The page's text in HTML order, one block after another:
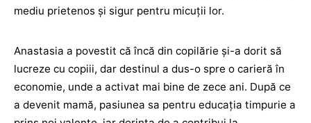
mediu prietenos și sigur pentru micuții lor.
Anastasia a povestit că încă din copilărie și-a dorit să
lucreze cu copiii, dar destinul a dus-o spre o carieră în
economie, unde a activat mai bine de zece ani. După ce
a devenit mamă, pasiunea sa pentru educația timpurie a